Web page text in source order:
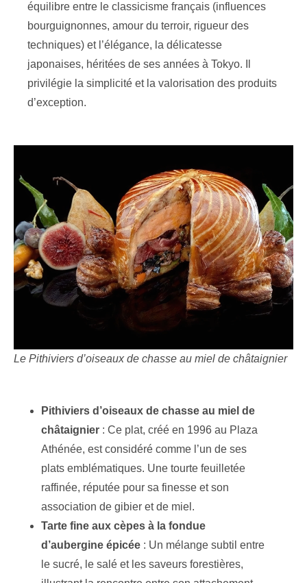
équilibre entre le classicisme français (influences
bourguignonnes, amour du terroir, rigueur des
techniques) et l’élégance, la délicatesse
japonaises, héritées de ses années à Tokyo. Il
privilégie la simplicité et la valorisation des produits
d’exception.
Le Pithiviers d’oiseaux de chasse au miel de châtaignier
Pithiviers d’oiseaux de chasse au miel de
châtaignier : Ce plat, créé en 1996 au Plaza
Athénée, est considéré comme l’un de ses
plats emblématiques. Une tourte feuilletée
raffinée, réputée pour sa finesse et son
association de gibier et de miel.
Tarte fine aux cèpes à la fondue
d’aubergine épicée : Un mélange subtil entre
le sucré, le salé et les saveurs forestières,